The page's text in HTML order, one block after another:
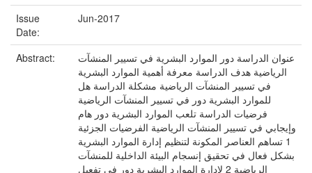
Issue
Date:
Jun-2017
Abstract:
عنوان الدراسة دور الموارد البشرية في تسيير المنشآت
الرياضية هدف الدراسة معرفة أهمية الموارد البشرية
في تسيير المنشآت الرياضية مشكلة الدراسة هل
للموارد البشرية دور في تسيير المنشآت الرياضية
فرضيات الدراسة تلعب الموارد البشرية دور هام
وإيجابي في تسيير المنشآت الرياضية الفرضيات الجزئية
1 تساهم العناصر المكونة لتنظيم إدارة الموارد البشرية
بشكل فعال في تحقيق إنسجام البيئة الداخلية للمنشآت
الرياضية 2 لإدارة الموارد البشرية دور في تفعيل